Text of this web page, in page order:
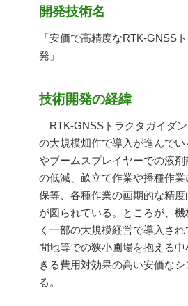
開発技術名
「安価で高精度なRTK-GNSS
発」
技術開発の経緯
RTK-GNSSトラクタガイダ
の大規模畑作で導入が進んで
やブームスプレイヤーでの液
の低減、畝立て作業や播種作
保等、各種作業の画期的な精
が図られている。ところが、
く一部の大規模経営で導入さ
間地等での狭小圃場を抱える
きる費用対効果の高い安価な
る。